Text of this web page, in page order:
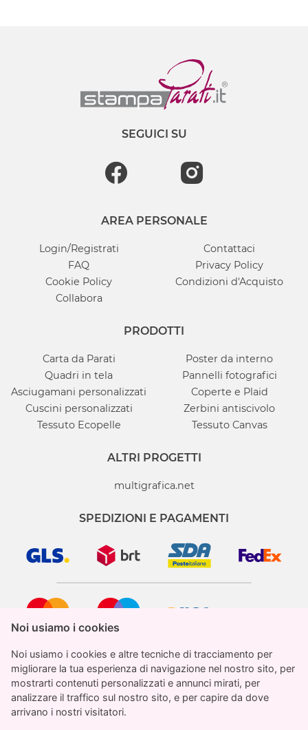
Noi usiamo i cookies
Noi usiamo i cookies e altre tecniche di tracciamento per
migliorare la tua esperienza di navigazione nel nostro sito, per
mostrarti contenuti personalizzati e annunci mirati, per
analizzare il traffico sul nostro sito, e per capire da dove
arrivano i nostri visitatori.
Noi usiamo i cookies
Noi usiamo i cookies e altre tecniche di tracciamento per
migliorare la tua esperienza di navigazione nel nostro sito, per
mostrarti contenuti personalizzati e annunci mirati, per
analizzare il traffico sul nostro sito, e per capire da dove
arrivano i nostri visitatori.
SEGUICI SU
AREA PERSONALE
Login/Registrati
Contattaci
FAQ
Privacy Policy
Cookie Policy
Condizioni d'Acquisto
Collabora
PRODOTTI
Carta da Parati
Poster da interno
Quadri in tela
Pannelli fotografici
Asciugamani personalizzati
Coperte e Plaid
Cuscini personalizzati
Zerbini antiscivolo
Tessuto Ecopelle
Tessuto Canvas
ALTRI PROGETTI
multigrafica.net
SPEDIZIONI E PAGAMENTI
StampaParati.it è un marchio registrato di proprietà